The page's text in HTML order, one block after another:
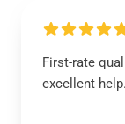
First-rate
excellent help.